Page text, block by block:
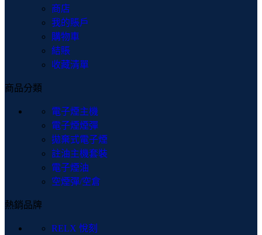
商店
我的賬戶
購物車
結賬
收藏清單
商品分類
電子煙主機
電子煙煙彈
拋棄式電子煙
註油主機套裝
電子煙油
空煙彈/空倉
熱銷品牌
RELX 悅刻